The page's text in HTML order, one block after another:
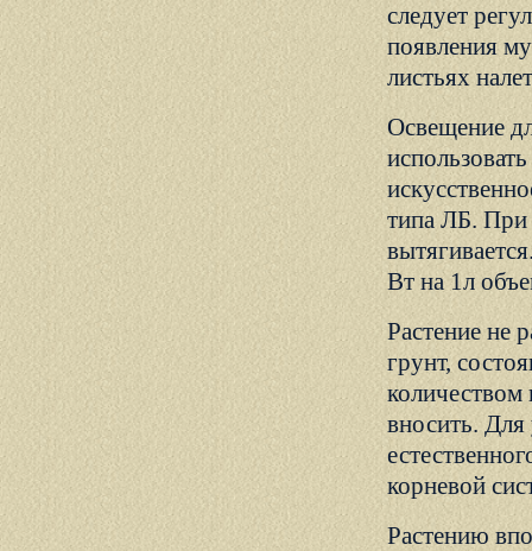
следует
появления
листьях
Освещение
типа ЛБ. При
Вт на 1л
Растение не
грунт,
вносить. Для
корневой
Растению